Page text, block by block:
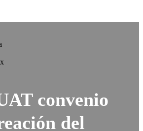
convenio
del